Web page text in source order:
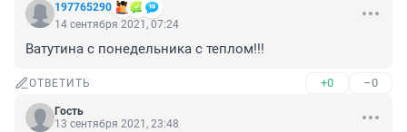
197765290
14 сентября 2021, 07:24
Ватутина с понедельника с теплом!!!
ОТВЕТИТЬ +0 –0
Гость
13 сентября 2021, 23:48